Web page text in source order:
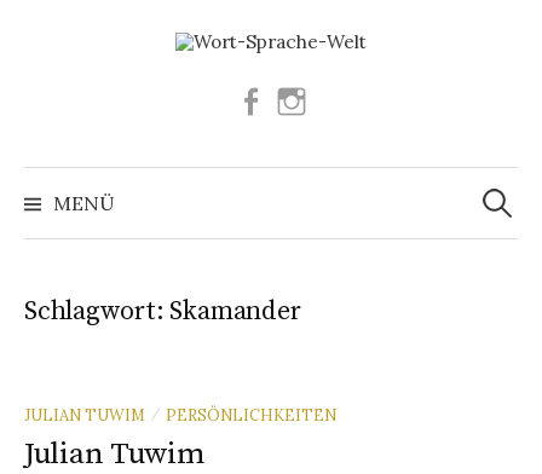
Facebook
MENÜ
Suchen
nach:
Schlagwort: Skamander
JULIAN TUWIM / PERSÖNLICHKEITEN
Julian Tuwim